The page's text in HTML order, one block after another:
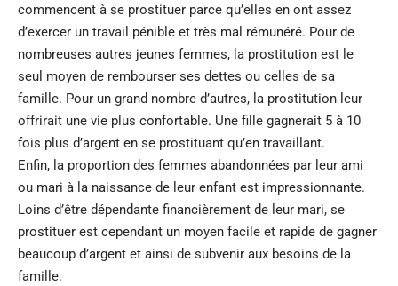
commencent à se prostituer parce qu’elles en ont assez
d’exercer un travail pénible et très mal rémunéré. Pour de
nombreuses autres jeunes femmes, la prostitution est le
seul moyen de rembourser ses dettes ou celles de sa
famille. Pour un grand nombre d’autres, la prostitution leur
offrirait une vie plus confortable. Une fille gagnerait 5 à 10
fois plus d’argent en se prostituant qu’en travaillant.
Enfin, la proportion des femmes abandonnées par leur ami
ou mari à la naissance de leur enfant est impressionnante.
Loins d’être dépendante financièrement de leur mari, se
prostituer est cependant un moyen facile et rapide de gagner
beaucoup d’argent et ainsi de subvenir aux besoins de la
famille.